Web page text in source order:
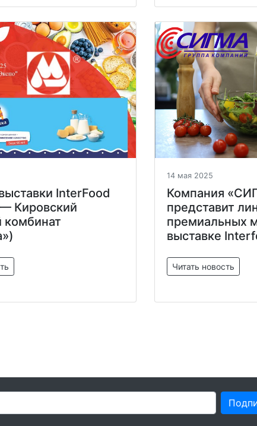
InterFood
Кировский
14 мая 2025
Компания
представит
премиальных
выставке
Читать новость